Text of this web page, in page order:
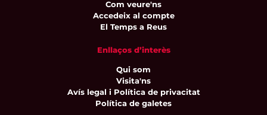
Com veure'ns
Accedeix al compte
El Temps a Reus
Enllaços d’interès
Qui som
Visita'ns
Avís legal i Política de privacitat
Política de galetes